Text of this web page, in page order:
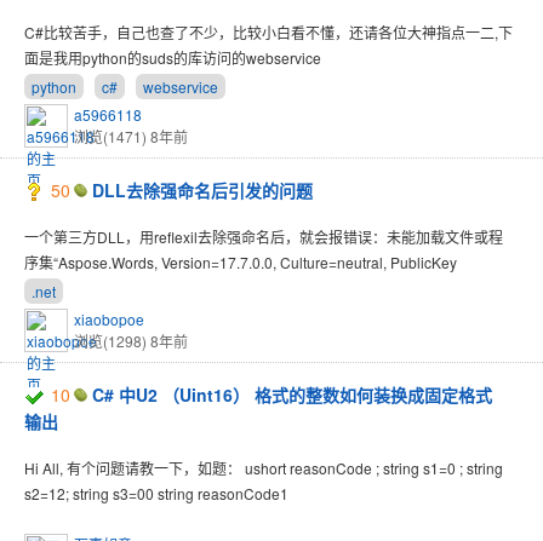
C#比较苦手，自己也查了不少，比较小白看不懂，还请各位大神指点一二,下
面是我用python的suds的库访问的webservice
python
c#
webservice
a5966118
浏览(1471) 8年前
50 DLL去除强命名后引发的问题
一个第三方DLL，用reflexil去除强命名后，就会报错误：未能加载文件或程
序集“Aspose.Words, Version=17.7.0.0, Culture=neutral, PublicKey
.net
xiaobopoe
浏览(1298) 8年前
10
C# 中U2 （Uint16） 格式的整数如何装换成固定格式
输出
Hi All, 有个问题请教一下，如题： ushort reasonCode ; string s1=0 ; string
s2=12; string s3=00 string reasonCode1